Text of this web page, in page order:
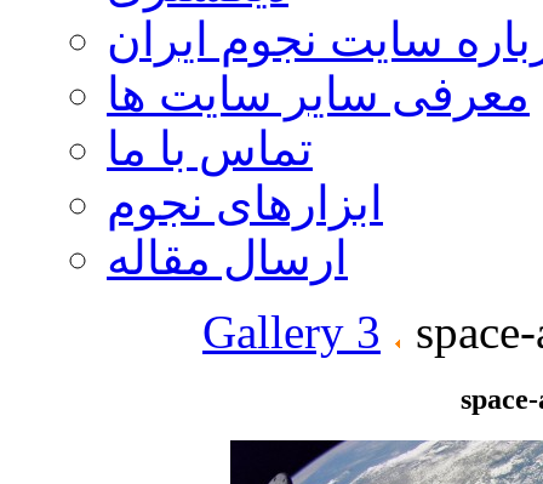
سایت نجوم ایران
معرفی سایر سایت ها
تماس با ما
ابزارهای نجوم
ارسال مقاله
Gallery 3